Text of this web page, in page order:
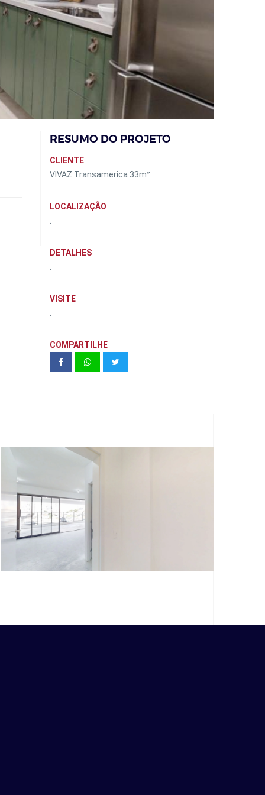
RESUMO DO PROJETO
CLIENTE
VIVAZ Transamerica 33m²
LOCALIZAÇÃO
DETALHES
VISITE
COMPARTILHE
MADRE 157 m²